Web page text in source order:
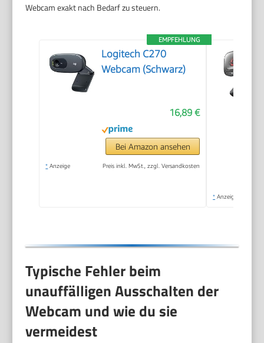
Webcam exakt nach Bedarf zu steuern.
EMPFEHLUNG
Logitech C270
Webcam (Schwarz)
16,89 €
Bei Amazon ansehen
* Anzeige Preis inkl. MwSt., zzgl. Versandkosten
* Anzeige
Typische Fehler beim
unauffälligen Ausschalten der
Webcam und wie du sie
vermeidest